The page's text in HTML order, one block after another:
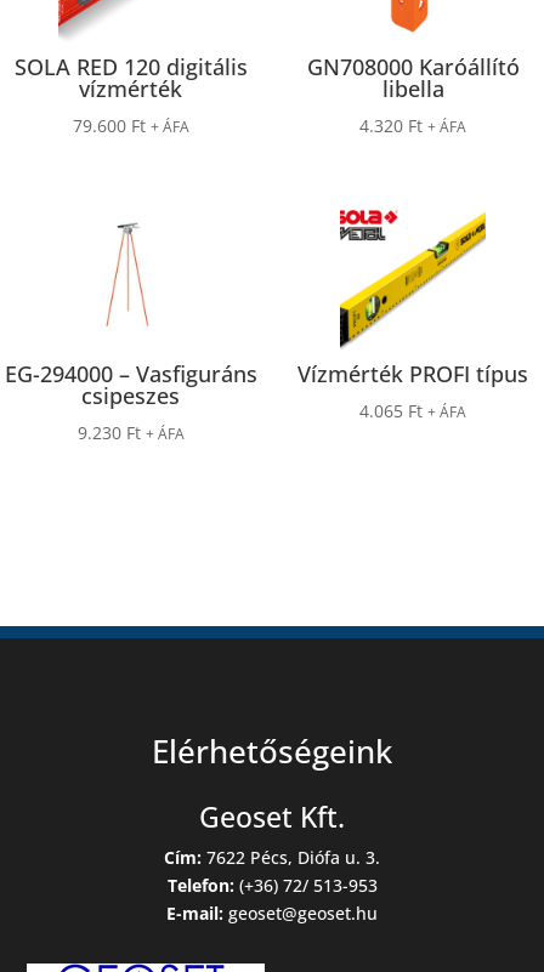
SOLA RED 120 digitális
vízmérték
79.600 Ft + ÁFA
GN708000 Karóállító
libella
4.320 Ft + ÁFA
EG-294000 – Vasfiguráns
csipeszes
9.230 Ft + ÁFA
Vízmérték PROFI típus
4.065 Ft + ÁFA
Elérhetőségeink
Geoset Kft.
Cím: 7622 Pécs, Diófa u. 3.
Telefon:(+36) 72/ 513-953
E-mail: geoset@geoset.hu